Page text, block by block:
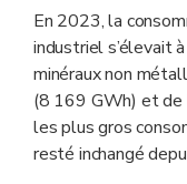
En 2023, la
industriel s’élevait
minéraux non
(8 169 GWh) et de
les plus gros
resté inchangé